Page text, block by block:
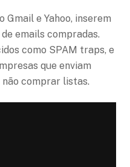
Gmail e Yahoo, inserem
emails compradas.
como SPAM traps, e
que enviam
comprar listas.